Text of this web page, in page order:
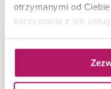
otrzymanymi od
korzystania z ich